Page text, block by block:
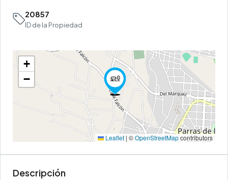
20857
ID de la Propiedad
+
−
Leaflet | ©OpenStreetMapcontributors
Descripción